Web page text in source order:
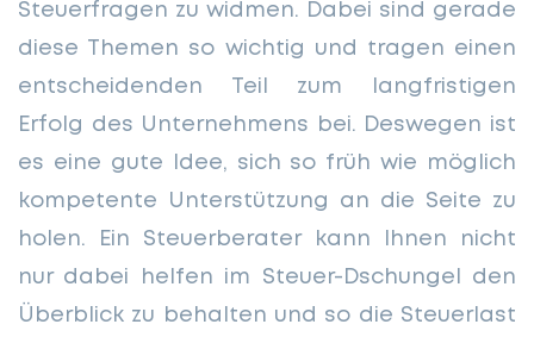
Steuerfragen zu widmen. Dabei sind gerade
diese Themen so wichtig und tragen einen
entscheidenden Teil zum langfristigen
Erfolg des Unternehmens bei. Deswegen ist
es eine gute Idee, sich so früh wie möglich
kompetente Unterstützung an die Seite zu
holen. Ein Steuerberater kann Ihnen nicht
nur dabei helfen im Steuer-Dschungel den
Überblick zu behalten und so die Steuerlast